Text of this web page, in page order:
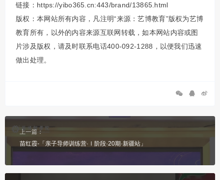
链接：https://yibo365.cn:443/brand/13865.html
版权：本网站所有内容，凡注明“来源：艺博教育”版权为艺博
教育所有，以外的内容来源互联网转载，如本网站内容或图
片涉及版权，请及时联系电话400-092-1288，以便我们迅速
做出处理。
上一篇：
苗红霞-「亲子导师训练营·Ⅰ阶段·20期·新疆站」